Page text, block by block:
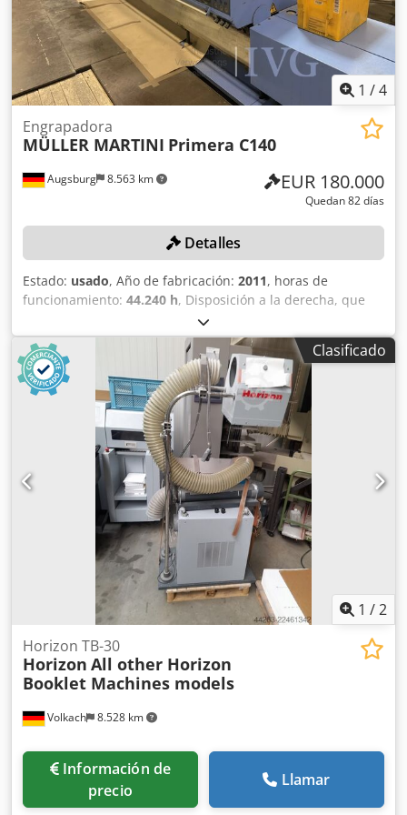
1 /4
Augsburg 8.563 km
Engrapadora
MÜLLER MARTINI Primera C140
EUR 180.000
Quedan 82 días
Detalles
Estado: usado, Año de fabricación: 2011, horas de
funcionamiento: 44.240 h, Disposición a la derecha, que
consta de: 8 unidades de soporte, de las cuales 4 están
extendidas, 6 alimentadores (de los cuales 4 son
alimentadores de flujo continuo con extensiones para el
sistema de barras), 1 alimentador de pliegue, 1 encoladora
de productos, 1 estación de grapado con control inicial y
control de grapas, 1 recortadora con control de corte
SEMKO, control lateral de espesor, control de arco
oblicuo/control de voladizo, control óptico de pliegos ASIR
(también código de barras), 1 banda de inversión, 1 mesa
de direccionamiento, 1 alimentador cruzado Robusto, 4
dispositivos de desenrollado EASYDRUM (rollos de 45 kg), 1
carro para el desplazamiento de los alimentadores
(alimentador de pila/alimentador de pila plana), 1 carro
para el desplazamiento de la encoladora de muestras de
productos. Csdpfx Ajzqzbhenverf
Clasificado
1 /2
Volkach 8.528 km
Horizon TB-30
Horizon All other Horizon
Booklet Machines models
Información de
precio
Llamar